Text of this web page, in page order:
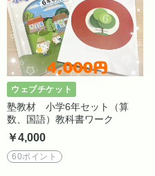
ウェブチケット
塾教材 小学6年セット（算
数、国語）教科書ワーク
￥4,000
60ポイント